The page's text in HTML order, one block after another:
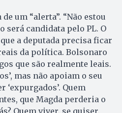
um “alerta”. “Não estou
será candidata pelo PL. O
a deputada precisa ficar
da política. Bolsonaro
que são realmente leais.
mas não apoiam o seu
‘expurgados’. Quem
que Magda perderia o
Quem viver, se quiser,